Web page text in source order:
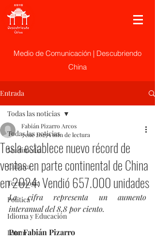
Medio de Comunicación | Descubriendo
China
Entrada
Todas las noticias
Multimedia
Cultura
Tecnología
Politica
Idioma y Educación
Latam
Todas las noticias
Tesla establece nuevo récord de
ventas en parte continental de China
en 2024: Vendió 657.000 unidades
Fabián Pizarro Arcos
3 ene 20251 min de lectura
La cifra representa un aumento
interanual del 8,8 por ciento.
Por Fabián Pizarro